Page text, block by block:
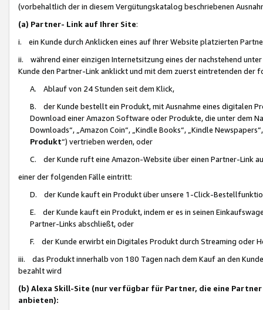
(vorbehaltlich der in diesem Vergütungskatalog beschriebenen
(a) Partner- Link auf Ihrer Site:
i. ein Kunde durch Anklicken eines auf Ihrer Website platzierten
ii. während einer einzigen Internetsitzung eines der nachstehend
Kunde den Partner-Link anklickt und mit dem zuerst eintretenden der
A. Ablauf von 24 Stunden seit dem Klick,
B. der Kunde bestellt ein Produkt, mit Ausnahme eines digitalen
Download einer Amazon Software oder Produkte, die unter dem
Downloads“, „Amazon Coin“, „Kindle Books“, „Kindle
Produkt“) vertrieben werden, oder
C. der Kunde ruft eine Amazon-Website über einen Partner-Link
einer der folgenden Fälle eintritt:
D. der Kunde kauft ein Produkt über unsere 1-Click-
E. der Kunde kauft ein Produkt, indem er es in seinen
Partner-Links abschließt, oder
F. der Kunde erwirbt ein Digitales Produkt durch Streaming oder
iii. das Produkt innerhalb von 180 Tagen nach dem Kauf an den
bezahlt wird
(b) Alexa Skill-Site (nur verfügbar für Partner, die eine
anbieten):